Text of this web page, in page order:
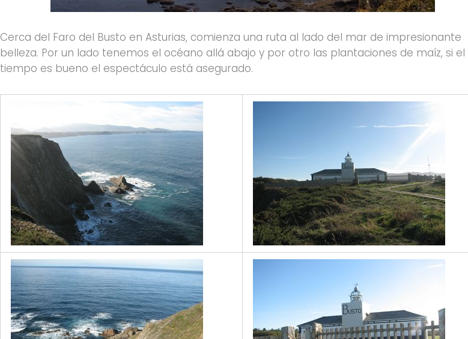
Cerca del Faro del Busto en Asturias, comienza una ruta al lado del mar de impresionante
belleza. Por un lado tenemos el océano allá abajo y por otro las plantaciones de maíz, si el
tiempo es bueno el espectáculo está asegurado.